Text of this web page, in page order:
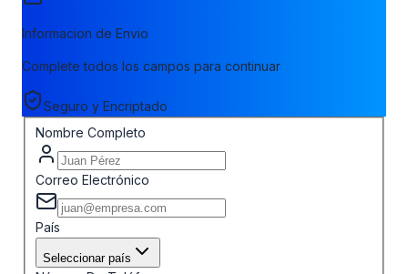
Informacion de Envio
Complete todos los campos para continuar
Seguro y Encriptado
Nombre Completo
Correo Electrónico
País
Seleccionar país